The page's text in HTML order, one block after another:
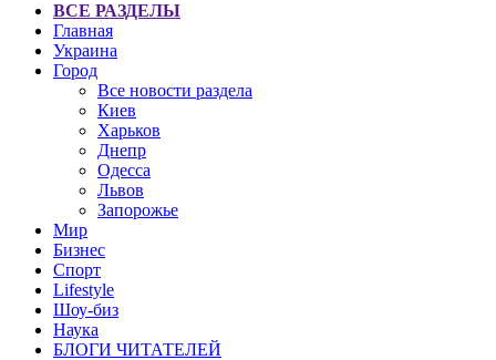
ВСЕ РАЗДЕЛЫ
Главная
Украина
Город
Все новости раздела
Киев
Харьков
Днепр
Одесса
Львов
Запорожье
Мир
Бизнес
Спорт
Lifestyle
Шоу-биз
Наука
БЛОГИ ЧИТАТЕЛЕЙ